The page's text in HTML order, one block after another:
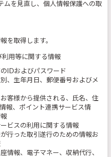
ムを見直し、個人情報保護への取
を取得します。
利用等に関する情報
IDおよびパスワード
、生年月日、郵便番号およびメ
客様から提供される、氏名、住
報、ポイント連携サービス情
ビスの利用に関する情報
行った取引遂行のための情報お
情報、電子マネー、収納代行、